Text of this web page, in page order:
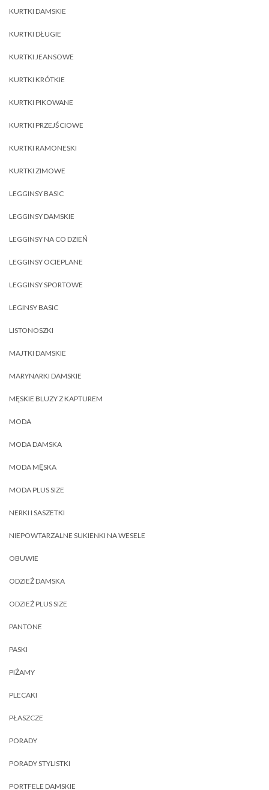
KURTKI DAMSKIE
KURTKI DŁUGIE
KURTKI JEANSOWE
KURTKI KRÓTKIE
KURTKI PIKOWANE
KURTKI PRZEJŚCIOWE
KURTKI RAMONESKI
KURTKI ZIMOWE
LEGGINSY BASIC
LEGGINSY DAMSKIE
LEGGINSY NA CO DZIEŃ
LEGGINSY OCIEPLANE
LEGGINSY SPORTOWE
LEGINSY BASIC
LISTONOSZKI
MAJTKI DAMSKIE
MARYNARKI DAMSKIE
MĘSKIE BLUZY Z KAPTUREM
MODA
MODA DAMSKA
MODA MĘSKA
MODA PLUS SIZE
NERKI I SASZETKI
NIEPOWTARZALNE SUKIENKI NA WESELE
OBUWIE
ODZIEŻ DAMSKA
ODZIEŻ PLUS SIZE
PANTONE
PASKI
PIŻAMY
PLECAKI
PŁASZCZE
PORADY
PORADY STYLISTKI
PORTFELE DAMSKIE